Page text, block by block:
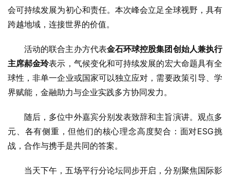
会可持续发展为初心和责任。本次峰会立足全球视野，具有
跨越地域，连接世界的价值。
活动的联合主办方代表金石环球控股集团创始人兼执行
主席郝金玲表示，气候变化和可持续发展的宏大命题具有全
球性，非单一企业或国家可以独立应对，需要政策引导、学
界赋能，金融助力与企业实践多方协同发力。
随后，多位中外嘉宾分别发表致辞和主旨演讲。观点多
元、各有侧重，但他们的核心理念高度契合：面对ESG挑
战，合作与携手是共同的答案。
当天下午，五场平行分论坛同步开启，分别聚焦国际影